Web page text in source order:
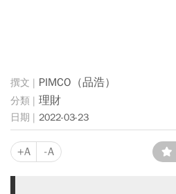
PIMCO（品浩）
理財
2022-03-23
+A -A